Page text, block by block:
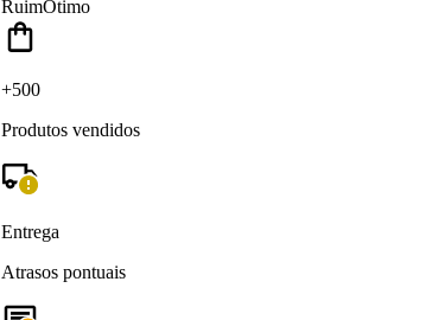
RuimÓtimo
+500
Produtos vendidos
Entrega
Atrasos pontuais